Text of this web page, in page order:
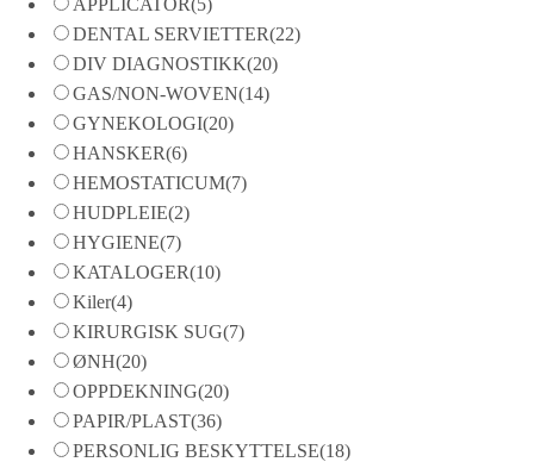
DENTAL SERVIETTER(22)
DIV DIAGNOSTIKK(20)
GAS/NON-WOVEN(14)
GYNEKOLOGI(20)
HANSKER(6)
HEMOSTATICUM(7)
HUDPLEIE(2)
HYGIENE(7)
KATALOGER(10)
Kiler(4)
KIRURGISK SUG(7)
ØNH(20)
OPPDEKNING(20)
PAPIR/PLAST(36)
PERSONLIG BESKYTTELSE(18)